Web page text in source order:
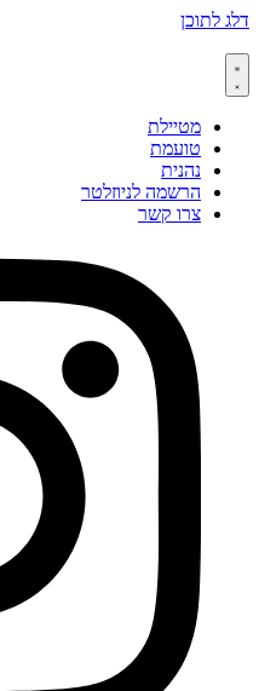
דלג לתוכן
מטיילת
טועמת
נהנית
הרשמה לניוזלטר
צרו קשר